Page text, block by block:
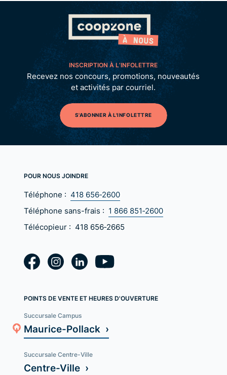
INSCRIPTION À L’INFOLETTRE
Recevez nos concours, promotions, nouveautés
et activités par courriel.
S'ABONNER À L'INFOLETTRE
POUR NOUS JOINDRE
Téléphone : 418 656‑2600
Téléphone sans-frais : 1 866 851‑2600
Télécopieur : 418 656‑2665
POINTS DE VENTE ET HEURES D'OUVERTURE
Succursale Campus
Maurice-Pollack ›
Succursale Centre-Ville
Centre-Ville ›